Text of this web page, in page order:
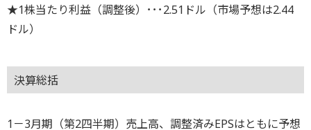
★1株当たり利益（調整後）･･･2.51ドル（市場予想は2.44
ドル）
決算総括
1－3月期（第2四半期）売上高、調整済みEPSはともに予想